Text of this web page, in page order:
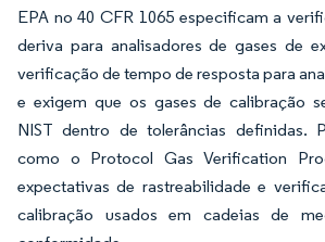
EPA no 40 CFR 1065 especificam a
deriva para analisadores de gases de
verificação de tempo de resposta para
e exigem que os gases de calibração
NIST dentro de tolerâncias definidas.
como o Protocol Gas Verification
expectativas de rastreabilidade e
calibração usados em cadeias de